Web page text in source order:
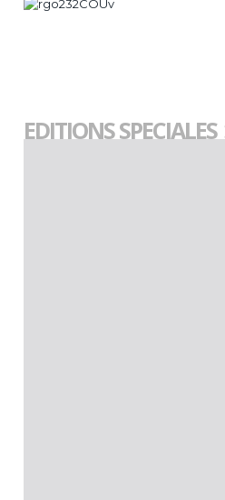
EDITIONS SPECIALES